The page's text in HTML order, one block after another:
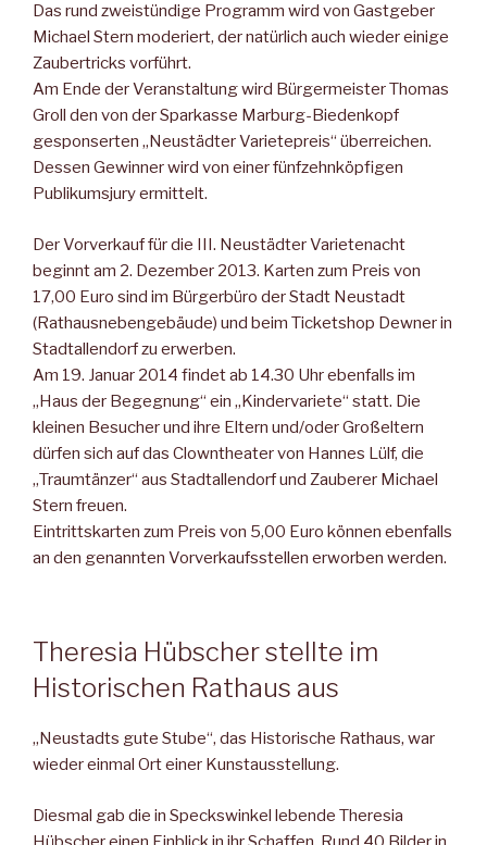
Das rund zweistündige Programm wird von Gastgeber
Michael Stern moderiert, der natürlich auch wieder einige
Zaubertricks vorführt.
Am Ende der Veranstaltung wird Bürgermeister Thomas
Groll den von der Sparkasse Marburg-Biedenkopf
gesponserten „Neustädter Varietepreis“ überreichen.
Dessen Gewinner wird von einer fünfzehnköpfigen
Publikumsjury ermittelt.
Der Vorverkauf für die III. Neustädter Varietenacht
beginnt am 2. Dezember 2013. Karten zum Preis von
17,00 Euro sind im Bürgerbüro der Stadt Neustadt
(Rathausnebengebäude) und beim Ticketshop Dewner in
Stadtallendorf zu erwerben.
Am 19. Januar 2014 findet ab 14.30 Uhr ebenfalls im
„Haus der Begegnung“ ein „Kindervariete“ statt. Die
kleinen Besucher und ihre Eltern und/oder Großeltern
dürfen sich auf das Clowntheater von Hannes Lülf, die
„Traumtänzer“ aus Stadtallendorf und Zauberer Michael
Stern freuen.
Eintrittskarten zum Preis von 5,00 Euro können ebenfalls
an den genannten Vorverkaufsstellen erworben werden.
Theresia Hübscher stellte im
Historischen Rathaus aus
„Neustadts gute Stube“, das Historische Rathaus, war
wieder einmal Ort einer Kunstausstellung.
Diesmal gab die in Speckswinkel lebende Theresia